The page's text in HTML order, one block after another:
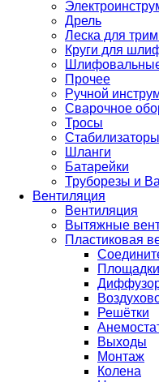
Дрель
Леска для
Круги для
Прочее
Ручной
Сварочное
Тросы
Стабилизаторы
Шланги
Батарейки
Труборезы и
Вентиляция
Вентиляция
Вытяжные
Пластиковая
Площадки
Решётки
Выходы
Монтаж
Колена